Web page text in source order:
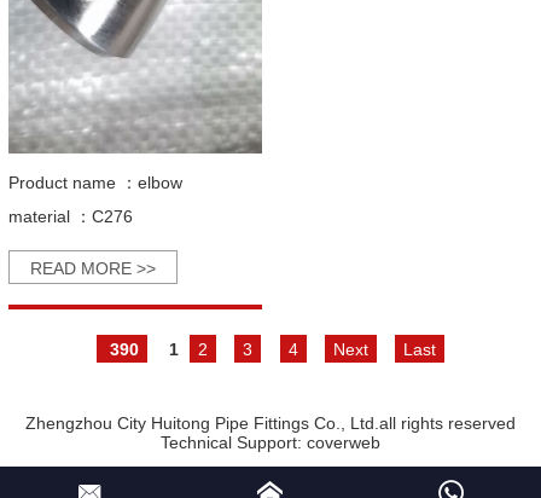
Product name ： elbow
material ： C276
READ MORE >>
390 1 2 3 4 Next Last
Zhengzhou City Huitong Pipe Fittings Co., Ltd.all rights reserved
Technical Support: coverweb